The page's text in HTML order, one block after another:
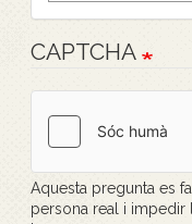
CAPTCHA
Aquesta pregunta es
persona real i impedir